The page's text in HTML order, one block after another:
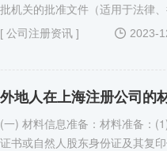
批机关的批准文件（适用于法律
[ 公司注册资讯 ] 2023-
外地人在上海注册公司的
(一) 材料信息准备：材料准备：
证书或自然人股东身份证及其复